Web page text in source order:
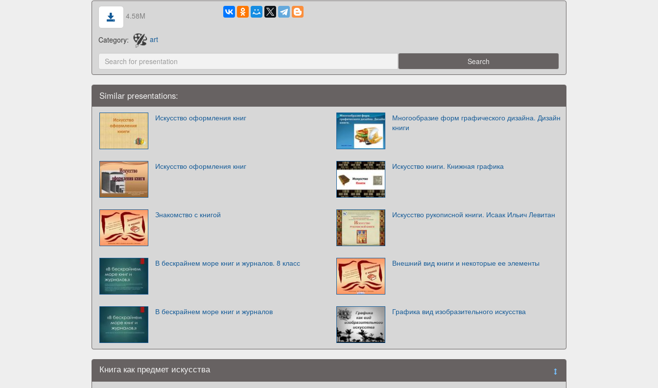
4.58M
Category: art
Similar presentations:
Искусство оформления книг
Многообразие форм графического дизайна. Дизайн
книги
Искусство оформления книг Искусство книги. Книжная графика
Знакомство с книгой Искусство рукописной книги. Исаак Ильич Левитан
В бескрайнем море книг и журналов. 8 класс Внешний вид книги и некоторые ее элементы
В бескрайнем море книг и журналов Графика вид изобразительного искусства
Книга как предмет искусства